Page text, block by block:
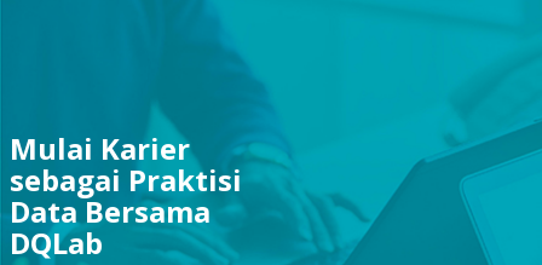
Mulai Karier
sebagai Praktisi
Data Bersama
DQLab